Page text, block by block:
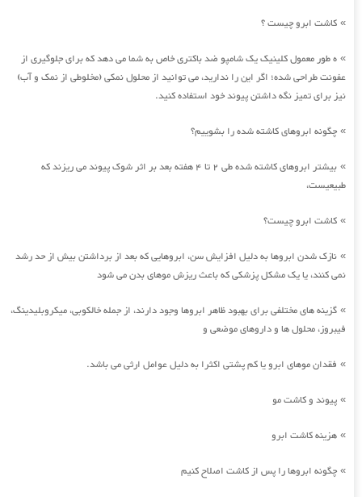
» کاشت ابرو چیست ؟
» ه طور معمول کلینیک یک شامپو ضد باکتری خاص به شما می دهد که برای جلوگیری از
عفونت طراحی شده؛ اگر این را ندارید، می توانید از محلول نمکی (مخلوطی از نمک و آب)
نیز برای تمیز نگه داشتن پیوند خود استفاده کنید.
» چگونه ابروهای کاشته شده را بشوییم؟
»
بیشتر ابروهای کاشته شده طی 2 تا 4 هفته بعد بر اثر شوک پیوند می ریزند که
طبیعیست،
» کاشت ابرو چیست؟
» نازک شدن ابروها به دلیل افزایش سن، ابروهایی که بعد از برداشتن بیش از حد رشد
نمی کنند، یا یک مشکل پزشکی که باعث ریزش موهای بدن می شود
» گزینه های مختلفی برای بهبود ظاهر ابروها وجود دارند، از جمله خالکوبی، میکروبلیدینگ،
فیبروز، محلول ها و داروهای موضعی و
» فقدان موهای ابرو یا کم پشتی اکثرا به دلیل عوامل ارثی می باشد.
» پیوند و کاشت مو
» هزینه کاشت ابرو
» چگونه ابروها را پس از کاشت اصلاح کنیم